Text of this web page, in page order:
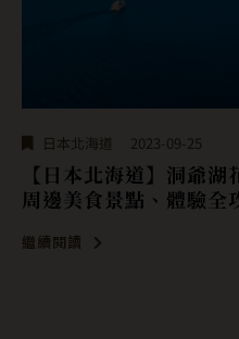
日本北海道 2023-09-13
【日本北海道】支笏湖
支笏湖冰濤節、景點美
繼續閱讀